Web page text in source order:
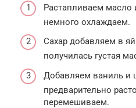
Растапливаем масло
немного охлаждаем.
Сахар добавляем в
получилась густая
Добавляем ваниль и
предварительно
перемешиваем.